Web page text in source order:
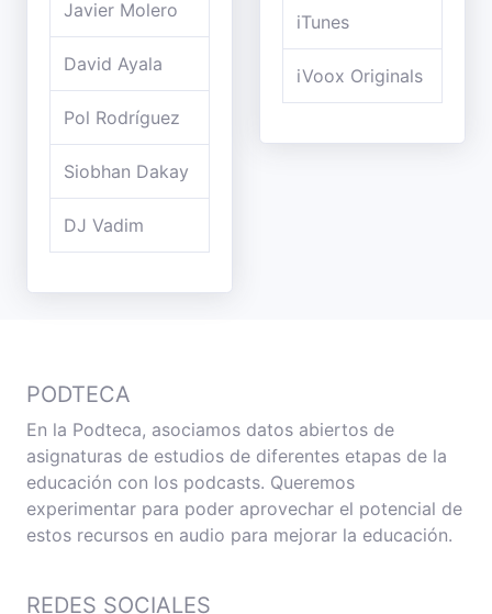
Javier Molero
David Ayala
Pol Rodríguez
Siobhan Dakay
DJ Vadim
iTunes
iVoox Originals
PODTECA
En la Podteca, asociamos datos abiertos de
asignaturas de estudios de diferentes etapas de la
educación con los podcasts. Queremos
experimentar para poder aprovechar el potencial de
estos recursos en audio para mejorar la educación.
REDES SOCIALES